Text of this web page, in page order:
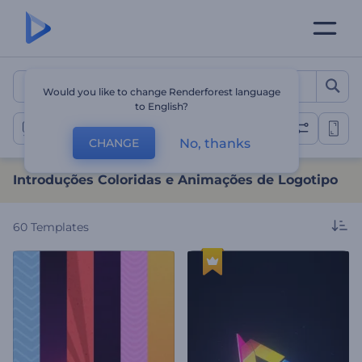
Introduções Coloridas e
Apresentações de Logotipo Coloridas
Introduções Coloridas e Animações de Logotipo
60 Templates
Would you like to change Renderforest language
to English?
CHANGE No, thanks